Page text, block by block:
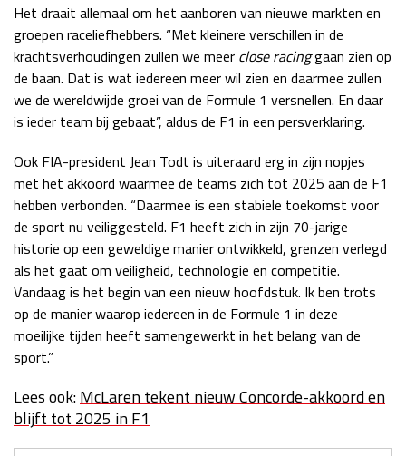
Kwalificatie
za 05:00 - 06:00
Race
zo 05:00 - 07:00
GP QATAR 2026 27 - 29 nov
Kwalificatie
za 19:00 - 20:00
Race
zo 17:00 - 19:00
Kwalificatie
za 15:00 - 16:00
Race
zo 14:00 - 16:00
Het draait allemaal om het aanboren van nieuwe markten en
groepen raceliefhebbers. “Met kleinere verschillen in de
krachtsverhoudingen zullen we meer close racinggaan zien op
de baan. Dat is wat iedereen meer wil zien en daarmee zullen
we de wereldwijde groei van de Formule 1 versnellen. En daar
is ieder team bij gebaat”, aldus de F1 in een persverklaring.
Ook FIA-president Jean Todt is uiteraard erg in zijn nopjes
met het akkoord waarmee de teams zich tot 2025 aan de F1
hebben verbonden. “Daarmee is een stabiele toekomst voor
de sport nu veiliggesteld. F1 heeft zich in zijn 70-jarige
historie op een geweldige manier ontwikkeld, grenzen verlegd
als het gaat om veiligheid, technologie en competitie.
Vandaag is het begin van een nieuw hoofdstuk. Ik ben trots
op de manier waarop iedereen in de Formule 1 in deze
moeilijke tijden heeft samengewerkt in het belang van de
sport.”
Lees ook:McLaren tekent nieuw Concorde-akkoord en
blijft tot 2025 in F1